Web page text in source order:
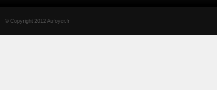
© Copyright 2012 Aufoyer.fr